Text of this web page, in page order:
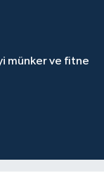
münker ve fitne